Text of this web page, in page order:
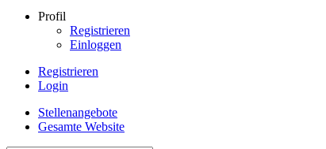
Profil
Registrieren
Einloggen
Registrieren
Login
Stellenangebote
Gesamte Website